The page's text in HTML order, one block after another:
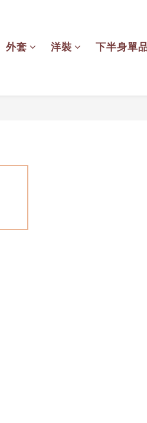
外套 洋裝 下半身單